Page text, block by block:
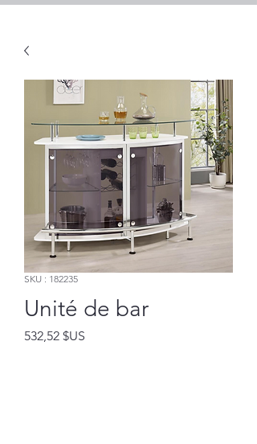
SKU : 182235
Unité de bar
532,52 $US